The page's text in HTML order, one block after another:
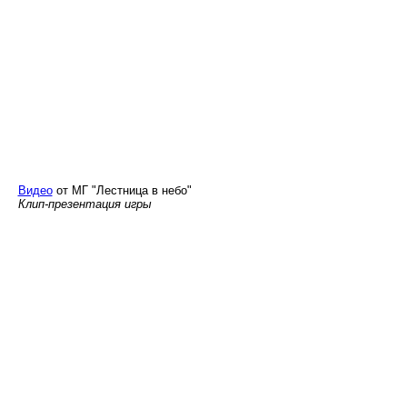
Видеоот МГ "Лестница в небо"
Клип-презентация игры